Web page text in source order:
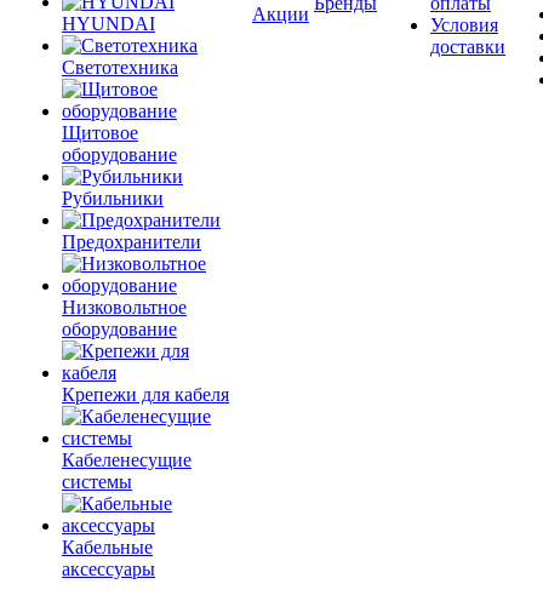
HYUNDAI
Светотехника
Щитовое
оборудование
Рубильники
Предохранители
Низковольтное
оборудование
Крепежи для кабеля
Кабеленесущие
системы
Кабельные
аксессуары
Акции
Условия
доставки